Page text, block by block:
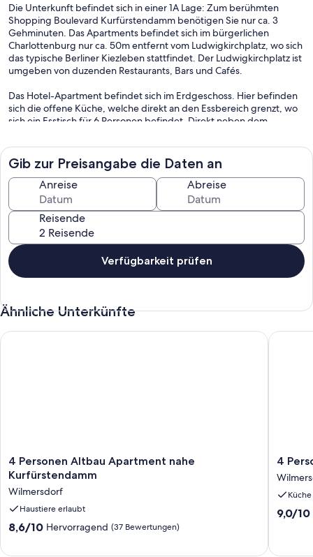
Die Unterkunft befindet sich in einer 1A Lage: Zum berühmten
Shopping Boulevard Kurfürstendamm benötigen Sie nur ca. 3
Gehminuten. Das Apartments befindet sich im bürgerlichen
Charlottenburg nur ca. 50m entfernt vom Ludwigkirchplatz, wo sich
das typische Berliner Kiezleben stattfindet. Der Ludwigkirchplatz ist
umgeben von duzenden Restaurants, Bars und Cafés.
Das Hotel-Apartment befindet sich im Erdgeschoss. Hier befinden
sich die offene Küche, welche direkt an den Essbereich grenzt, wo
sich ein Esstisch für 6 Personen befindet. Direkt neben dem
und einen großen Flachbildfernseher. Im Erdgeschoss finden Sie
ein geschlossenes Bad mit einer Dusche, WC und Waschbecken in
einem gehobenen Standard vor. Vom Erdgeschoss gelangen Sie
über eine Treppe in ein sehr großes Zimmer im Untergeschoss. Hier
befinden sich ein Doppelbett, ein Einzelbett, ein Flachbildfernseher
und eine Couch. Das im Untergeschoss gelegene Zimmer wird mit
Tageslicht über einen Lichtschacht versorgt.
Gib zur Preisangabe die Daten an
Anreise Abreise
Reisende
Verfügbarkeit prüfen
Ähnliche Unterkünfte
4
Personen
Apartment
nahe
Kurfürstendamm
Wilmersdorf
4 Personen Altbau Apartment nahe
Kurfürstendamm
Wilmersdorf
Haustiere erlaubt
8.6
8,6/10 Hervorragend (37 Bewertungen)
4 Personen Altbau Apartment nahe Kurfürstendamm
4
Altbau
nahe
4
Küche
9.0
9,0/10
4